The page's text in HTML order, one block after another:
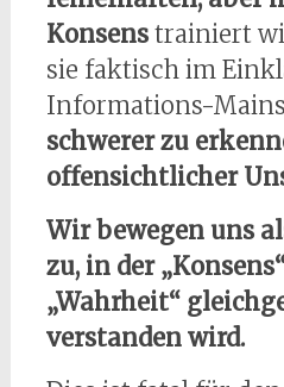
Konsenstrainiert
sie faktisch im
Informations-
schwerer zu
offensichtlicher
Wir bewegen uns
zu, in der
„Wahrheit“
verstanden wird.